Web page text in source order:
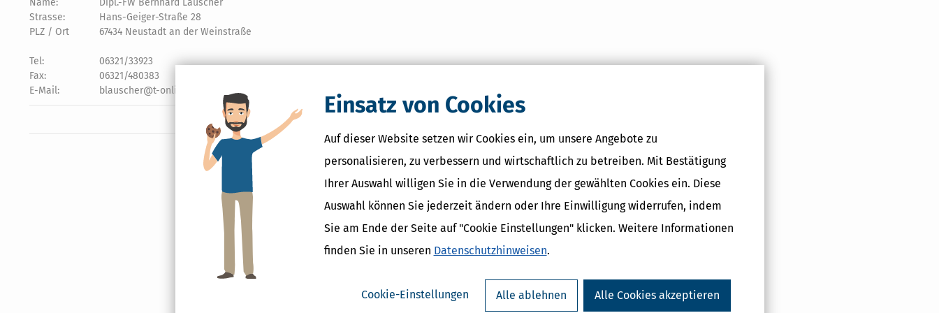
Einsatz von Cookies
Auf dieser Website setzen wir Cookies ein, um unsere Angebote zu
personalisieren, zu verbessern und wirtschaftlich zu betreiben. Mit Bestätigung
Ihrer Auswahl willigen Sie in die Verwendung der gewählten Cookies ein. Diese
Auswahl können Sie jederzeit ändern oder Ihre Einwilligung widerrufen, indem
Sie am Ende der Seite auf "Cookie Einstellungen" klicken. Weitere Informationen
finden Sie in unseren Datenschutzhinweisen.
Cookie-Einstellungen Alle ablehnen Alle Cookies akzeptieren
Name:
Dipl.-FW Bernhard Lauscher
Strasse:
Hans-Geiger-Straße 28
PLZ / Ort
67434 Neustadt an der Weinstraße
Tel:
06321/33923
Fax:
06321/480383
E-Mail:
blauscher@t-online.de oder Kontaktformular